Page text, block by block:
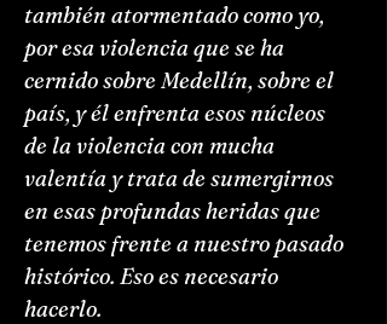
también atormentado como yo,
por esa violencia que se ha
cernido sobre Medellín, sobre el
país, y él enfrenta esos núcleos
de la violencia con mucha
valentía y trata de sumergirnos
en esas profundas heridas que
tenemos frente a nuestro pasado
histórico. Eso es necesario
hacerlo.